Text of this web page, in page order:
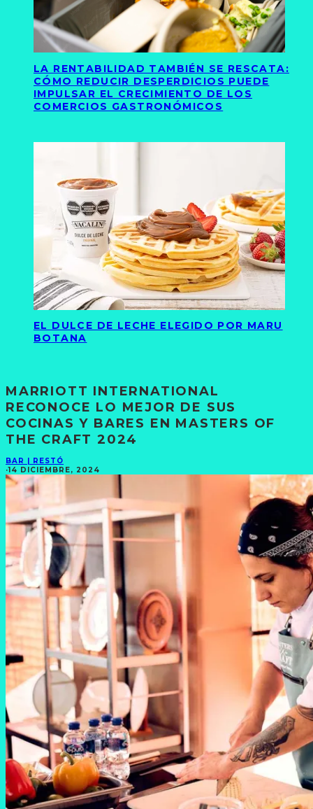
LA RENTABILIDAD TAMBIÉN SE RESCATA:
CÓMO REDUCIR DESPERDICIOS PUEDE
IMPULSAR EL CRECIMIENTO DE LOS
COMERCIOS GASTRONÓMICOS
EL DULCE DE LECHE ELEGIDO POR MARU
BOTANA
MARRIOTT INTERNATIONAL
RECONOCE LO MEJOR DE SUS
COCINAS Y BARES EN MASTERS OF
THE CRAFT 2024
BAR | RESTÓ
·14 DICIEMBRE, 2024